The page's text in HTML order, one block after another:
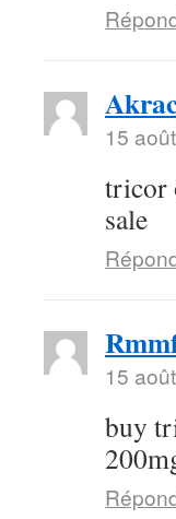
15
tricor
sale
15
buy